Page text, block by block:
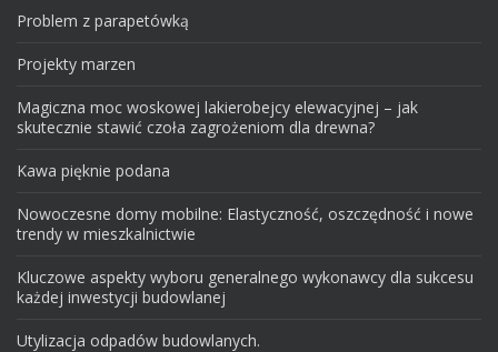
Problem z parapetówką
Projekty marzen
Magiczna moc woskowej lakierobejcy elewacyjnej – jak
skutecznie stawić czoła zagrożeniom dla drewna?
Kawa pięknie podana
Nowoczesne domy mobilne: Elastyczność, oszczędność i nowe
trendy w mieszkalnictwie
Kluczowe aspekty wyboru generalnego wykonawcy dla sukcesu
każdej inwestycji budowlanej
Utylizacja odpadów budowlanych.